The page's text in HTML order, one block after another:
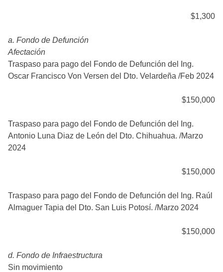
$1,300
a. Fondo de Defunción
Afectación
Traspaso para pago del Fondo de Defunción del Ing.
Oscar Francisco Von Versen del Dto. Velardeña /Feb 2024
$150,000
Traspaso para pago del Fondo de Defunción del Ing.
Antonio Luna Diaz de León del Dto. Chihuahua. /Marzo
2024
$150,000
Traspaso para pago del Fondo de Defunción del Ing. Raúl
Almaguer Tapia del Dto. San Luis Potosí. /Marzo 2024
$150,000
d. Fondo de Infraestructura
Sin movimiento